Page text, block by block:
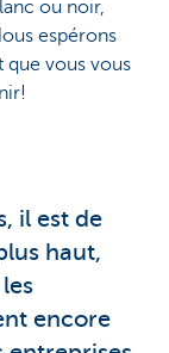
ou noir,
espérons
que vous vous
il est de
haut,
encore